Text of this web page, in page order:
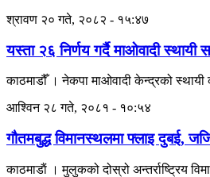
श्रावण २० गते, २०८२ - १५:४७
यस्ता २६ निर्णय गर्दै माओवादी स्थायी
काठमाडौँ । नेकपा माओवादी केन्द्रको स्थायी
आश्विन २८ गते, २०८१ - १०:५४
गौतमबुद्ध विमानस्थलमा फ्लाइ दुबई,
काठमाडाैं । मुलुकको दोस्रो अन्तर्राष्ट्रिय